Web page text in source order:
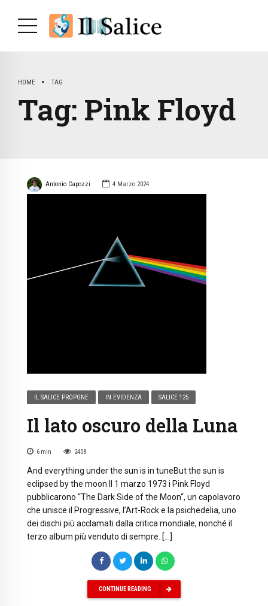
HOME TAG
Tag: Pink Floyd
Antonio Capozzi 4 Marzo 2024
IL SALICE PROPONE IN EVIDENZA SALICE 125
Il lato oscuro della Luna
6 min 2408
And everything under the sun is in tuneBut the sun is
eclipsed by the moon Il 1 marzo 1973 i Pink Floyd
pubblicarono “The Dark Side of the Moon“, un capolavoro
che unisce il Progressive, l’Art-Rock e la psichedelia, uno
dei dischi più acclamati dalla critica mondiale, nonché il
terzo album più venduto di sempre. […]
CONTINUE READING